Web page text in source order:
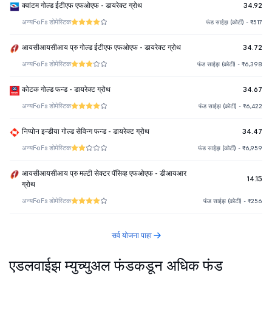
क्वांटम गोल्ड ईटीएफ एफओएफ - डायरेक्ट ग्रोथ 34.92
अन्यFoFs डोमेस्टिक फंड साईझ (कोटी) - ₹517
आयसीआयसीआय प्रु गोल्ड ईटीएफ एफओएफ - डायरेक्ट ग्रोथ 34.72
अन्यFoFs डोमेस्टिक फंड साईझ (कोटी) - ₹6,398
कोटक गोल्ड फन्ड - डायरेक्ट ग्रोथ 34.67
अन्यFoFs डोमेस्टिक फंड साईझ (कोटी) - ₹6,422
निप्पोन इन्डीया गोल्ड सेविन्ग फन्ड - डायरेक्ट ग्रोथ 34.47
अन्यFoFs डोमेस्टिक फंड साईझ (कोटी) - ₹6,959
आयसीआयसीआय प्रु मल्टी सेक्टर पॅसिव्ह एफओएफ - डीआयआर
ग्रोथ
14.15
अन्यFoFs डोमेस्टिक फंड साईझ (कोटी) - ₹256
सर्व योजना पाहा
एडलवाईझ म्युच्युअल फंडकडून अधिक फंड